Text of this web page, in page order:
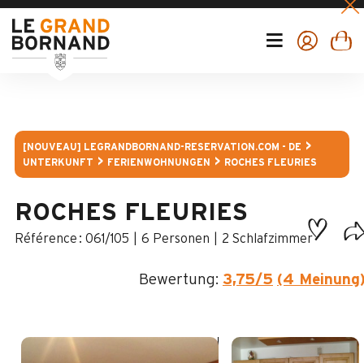
[NOUVEAU] LEGRANDBORNAND-RESERVATION.COM - DE
UNTERKUNFT
FERIENWOHNUNGEN ROCHES FLEURIES
ROCHES FLEURIES
: 061/105 6 Personen 2 Schlafzimmer
Bewertung: 3,75/5 (4